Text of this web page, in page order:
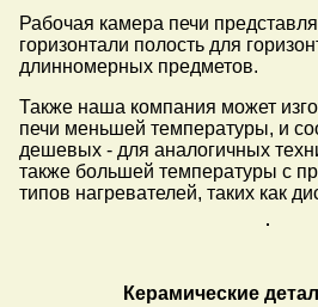
Рабочая камера печи
горизонтали полость для
длинномерных предметов.
Также наша компания может
печи меньшей температуры, и
дешевых - для аналогичных
также большей температуры с
типов нагревателей, таких как
Керамические